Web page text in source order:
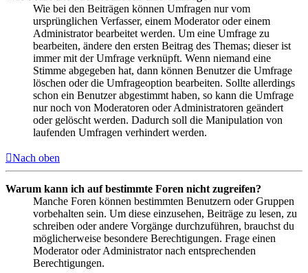
Wie bei den Beiträgen können Umfragen nur vom
ursprünglichen Verfasser, einem Moderator oder einem
Administrator bearbeitet werden. Um eine Umfrage zu
bearbeiten, ändere den ersten Beitrag des Themas; dieser ist
immer mit der Umfrage verknüpft. Wenn niemand eine
Stimme abgegeben hat, dann können Benutzer die Umfrage
löschen oder die Umfrageoption bearbeiten. Sollte allerdings
schon ein Benutzer abgestimmt haben, so kann die Umfrage
nur noch von Moderatoren oder Administratoren geändert
oder gelöscht werden. Dadurch soll die Manipulation von
laufenden Umfragen verhindert werden.
Nach oben
Warum kann ich auf bestimmte Foren nicht zugreifen?
Manche Foren können bestimmten Benutzern oder Gruppen
vorbehalten sein. Um diese einzusehen, Beiträge zu lesen, zu
schreiben oder andere Vorgänge durchzuführen, brauchst du
möglicherweise besondere Berechtigungen. Frage einen
Moderator oder Administrator nach entsprechenden
Berechtigungen.